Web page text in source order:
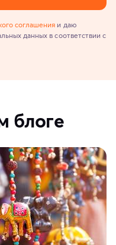
соглашения и даю
данных в соответствии с
блоге